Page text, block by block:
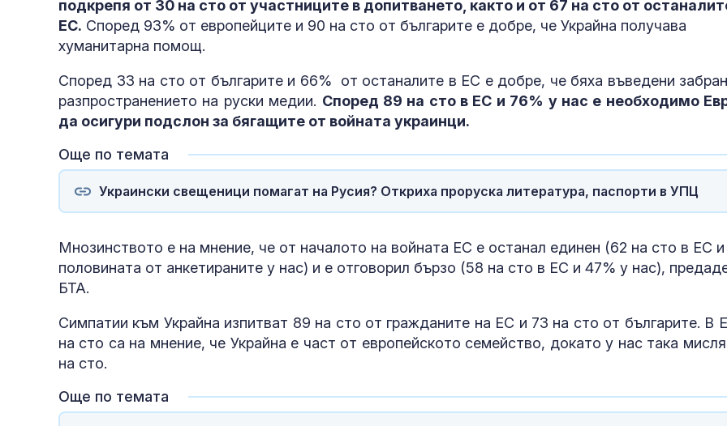
подкрепя от 30 на сто от участниците в допитването, както и от 67 на сто от
ЕС. Според 93% от европейците и 90 на сто от българите е добре, че Украйна получава
хуманитарна помощ.
Според 33 на сто от българите и 66% от останалите в ЕС е добре, че бяха въведени
разпространението на руски медии. Според 89 на сто в ЕС и 76% у нас е необходимо
да осигури подслон за бягащите от войната украинци.
Още по темата
Украински свещеници помагат на Русия? Откриха проруска литература, паспорти в УПЦ
Мнозинството е на мнение, че от началото на войната ЕС е останал единен (62 на сто в ЕС и
половината от анкетираните у нас) и е отговорил бързо (58 на сто в ЕС и 47% у нас),
БТА.
Симпатии към Украйна изпитват 89 на сто от гражданите на ЕС и 73 на сто от българите. В
на сто са на мнение, че Украйна е част от европейското семейство, докато у нас така
на сто.
Още по темата
Над 20 000
в Британска
Доброволци и
техника се
Тодор Тагарев
дрона: Не
руска